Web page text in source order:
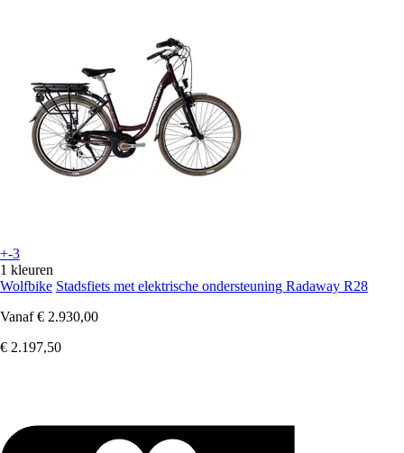
+-3
1 kleuren
Wolfbike Stadsfiets met elektrische ondersteuning Radaway R28
Vanaf € 2.930,00
€ 2.197,50